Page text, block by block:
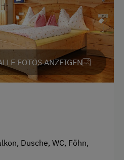
FOTOS ANZEIGEN
Dusche, WC, Föhn,